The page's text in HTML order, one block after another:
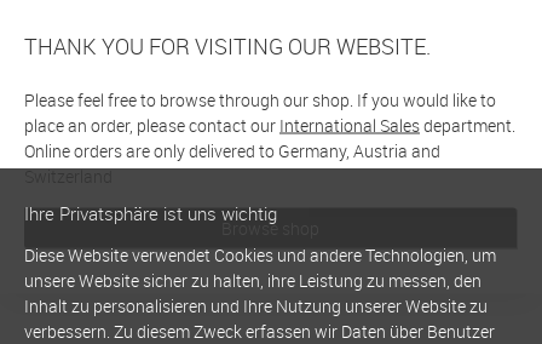
THANK YOU FOR VISITING OUR WEBSITE.
Please feel free to browse through our shop. If you would like to
place an order, please contact our International Salesdepartment.
Online orders are only delivered to Germany, Austria and
Switzerland
Browse shop
Ihre Privatsphäre ist uns wichtig
Diese Website verwendet Cookies und andere Technologien, um
unsere Website sicher zu halten, ihre Leistung zu messen, den
Inhalt zu personalisieren und Ihre Nutzung unserer Website zu
verbessern. Zu diesem Zweck erfassen wir Daten über Benutzer